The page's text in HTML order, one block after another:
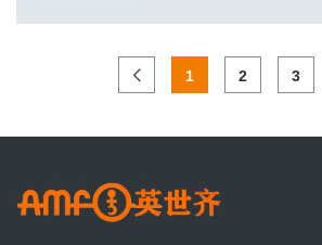
1 2 3
更好的适应工业4.0的要求
实现加工的柔性化和自动化
AMF德国将展出最新零点定位系统技术
德国AMB机床工具展